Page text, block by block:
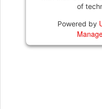
of
Powered by